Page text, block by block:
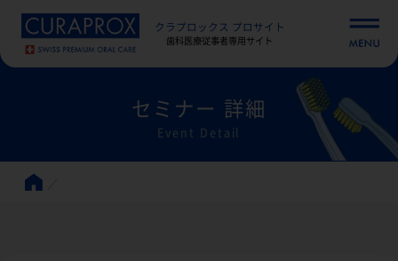
クラプロックス プロサイト
歯科医療従事者専用サイト
セミナー 詳細
Event Detail